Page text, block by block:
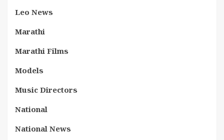
Leo News
Marathi
Marathi Films
Models
Music Directors
National
National News